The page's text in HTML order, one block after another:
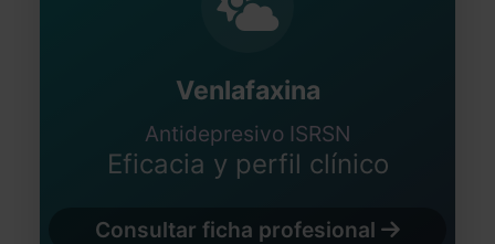
Venlafaxina
Antidepresivo ISRSN
Eficacia y perfil clínico
Consultar ficha profesional